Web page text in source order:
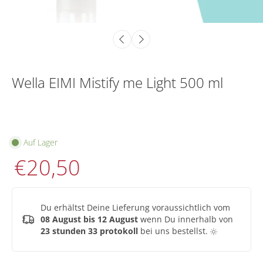
Wella EIMI Mistify me Light 500 ml
Auf Lager
€20,50
Du erhältst Deine Lieferung voraussichtlich vom
08 August bis 12 August wenn Du innerhalb von
23 stunden 33 protokoll bei uns bestellst.